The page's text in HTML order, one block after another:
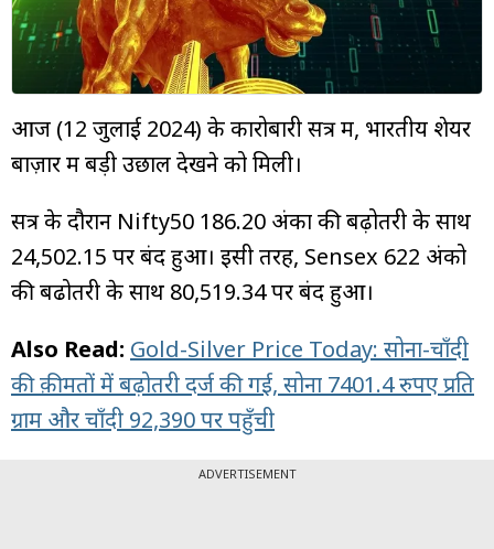
म्यूचुअल
फंड
आज (12 जुलाई 2024) के कारोबारी सत्र में, भारतीय शेयर
बाज़ार में बड़ी उछाल देखने को मिली।
सत्र के दौरान Nifty50 186.20 अंकों की बढ़ोतरी के साथ
24,502.15 पर बंद हुआ। इसी तरह, Sensex 622 अंको
की बढोतरी के साथ 80,519.34 पर बंद हुआ।
Also Read: Gold-Silver Price Today: सोना-चाँदी
की क़ीमतों में बढ़ोतरी दर्ज की गई, सोना 7401.4 रुपए प्रति
ग्राम और चाँदी 92,390 पर पहुँची
ADVERTISEMENT